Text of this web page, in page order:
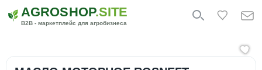
AGROSHOP.SITE
B2B - маркетплейс для агробизнеса